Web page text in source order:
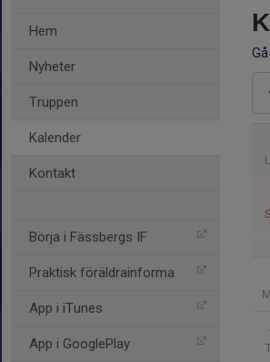
Hem
Nyheter
Truppen
Kalender
Kontakt
Börja i Fässbergs IF
Praktisk föräldrainforma
App i iTunes
App i GooglePlay